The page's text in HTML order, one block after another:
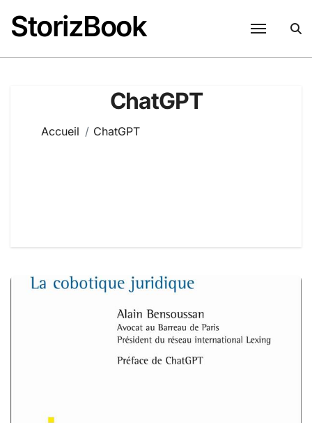
contenu
StorizBook
ChatGPT
Accueil ChatGPT